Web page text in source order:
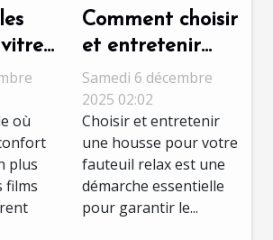
de
où
plus
films
Comment choisir
et entretenir
une housse pour
votre fauteuil
relax ?
Samedi 6 décembre
2025 02:02
Choisir et entretenir
une housse pour votre
fauteuil relax est une
démarche essentielle
pour garantir le...